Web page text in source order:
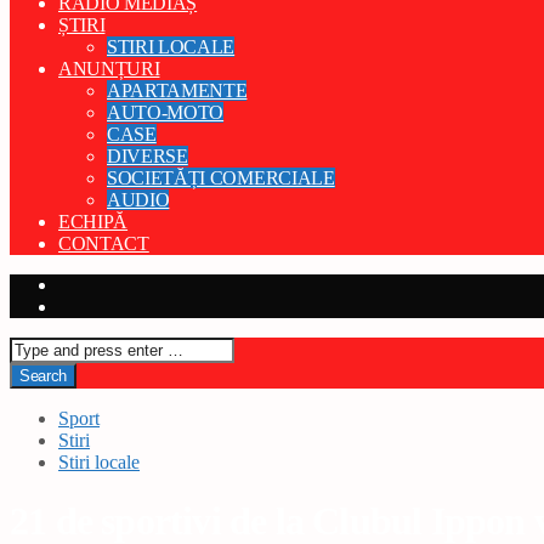
ȘTIRI
STIRI LOCALE
ANUNȚURI
APARTAMENTE
AUTO-MOTO
CASE
DIVERSE
SOCIETĂȚI COMERCIALE
AUDIO
ECHIPĂ
CONTACT
Sport
Stiri
Stiri locale